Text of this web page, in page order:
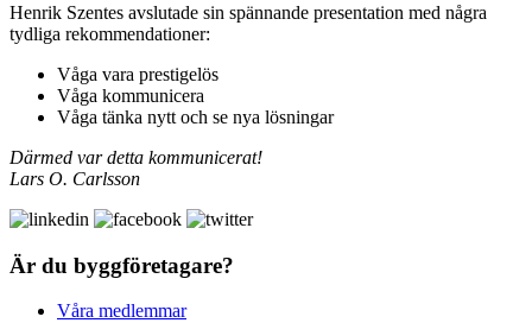
Henrik Szentes avslutade sin spännande presentation med några
tydliga rekommendationer:
Våga vara prestigelös
Våga kommunicera
Våga tänka nytt och se nya lösningar
Därmed var detta kommunicerat!
Lars O. Carlsson
Är du byggföretagare?
Våra medlemmar